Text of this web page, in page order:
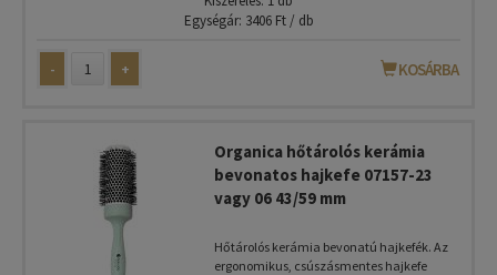
Egységár: 3406 Ft / db
- + KOSÁRBA
Organica hőtárolós kerámia
bevonatos hajkefe 07157-23
vagy 06 43/59 mm
Hőtárolós kerámia bevonatú hajkefék. Az
ergonomikus, csúszásmentes hajkefe